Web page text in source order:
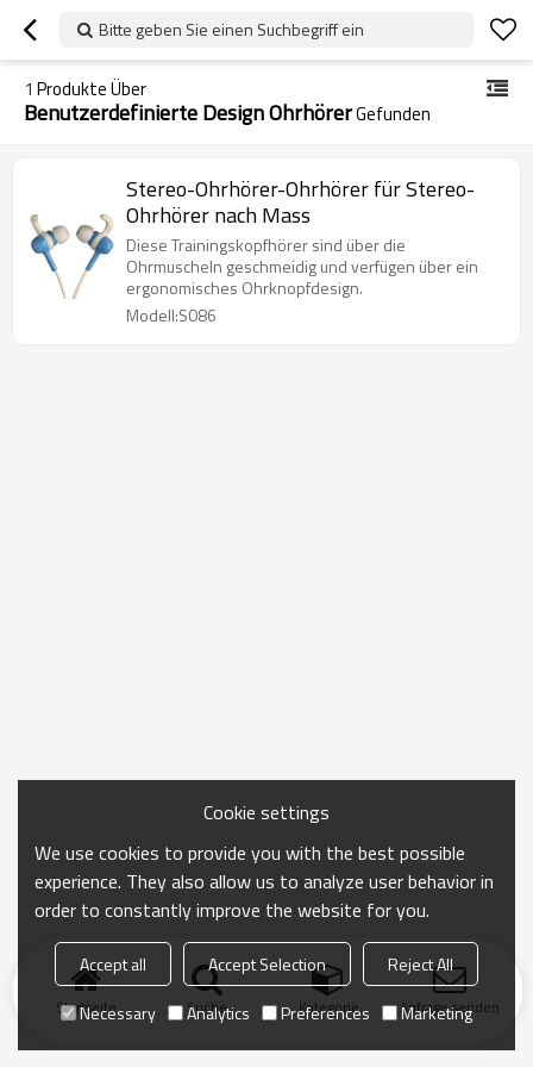
Bitte geben Sie einen Suchbegriff ein
1 Produkte Über
Benutzerdefinierte Design OhrhörerGefunden
Stereo-Ohrhörer-Ohrhörer für Stereo-
Ohrhörer nach Mass
Diese Trainingskopfhörer sind über die
Ohrmuscheln geschmeidig und verfügen über ein
ergonomisches Ohrknopfdesign.
Modell:S086
Startseite Suche Kategorie Anfrage senden
Cookie settings
We use cookies to provide you with the best possible
experience. They also allow us to analyze user behavior in
order to constantly improve the website for you.
Accept all Accept Selection
Reject All
Necessary
Analytics Preferences Marketing